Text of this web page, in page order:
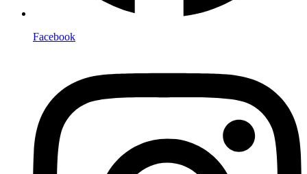
Facebook